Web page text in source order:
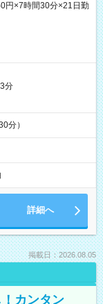
円×7時間30分×21日勤
分
分）
詳細へ
掲載日：2026.08.05
カンタン